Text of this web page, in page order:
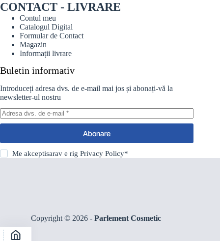
CONTACT - LIVRARE
Contul meu
Catalogul Digital
Formular de Contact
Magazin
Informații livrare
Buletin informativ
Introduceți adresa dvs. de e-mail mai jos și abonați-vă la
newsletter-ul nostru
Abonare
Me akceptisarav e rigPrivacy Policy*
Copyright © 2026 - Parlement Cosmetic